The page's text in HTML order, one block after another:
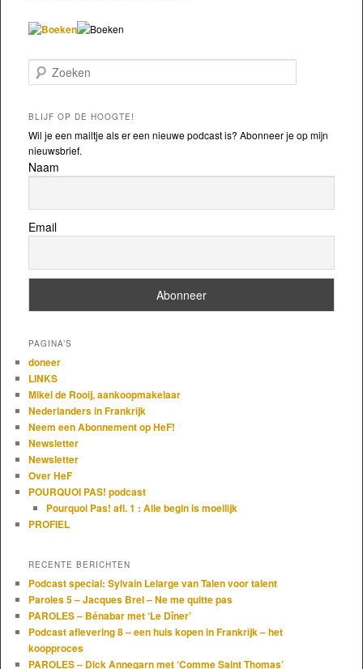
Zoeken
BLIJF OP DE HOOGTE!
Wil je een mailtje als er een nieuwe podcast is? Abonneer je op mijn
nieuwsbrief.
Naam
Email
PAGINA’S
doneer
LINKS
Mikel de Rooij, aankoopmakelaar
Nederlanders in Frankrijk
Neem een Abonnement op HeF!
Newsletter
Newsletter
Over HeF
POURQUOI PAS! podcast
Pourquoi Pas! afl. 1 : Alle begin is moeilijk
PROFIEL
RECENTE BERICHTEN
Podcast special: Sylvain Lelarge van Talen voor talent
Paroles 5 – Jacques Brel – Ne me quitte pas
PAROLES – Bénabar met ‘Le Dîner’
Podcast aflevering 8 – een huis kopen in Frankrijk – het
koopproces
PAROLES – Dick Annegarn met ‘Comme Saint Thomas’